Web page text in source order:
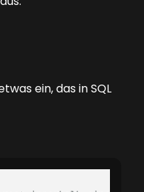
ein, das in SQL